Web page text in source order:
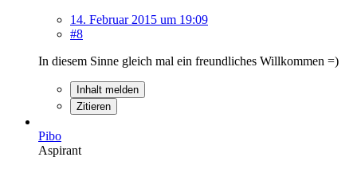
14. Februar 2015 um 19:09
#8
In diesem Sinne gleich mal ein freundliches Willkommen =)
Inhalt melden
Zitieren
Pibo
Aspirant